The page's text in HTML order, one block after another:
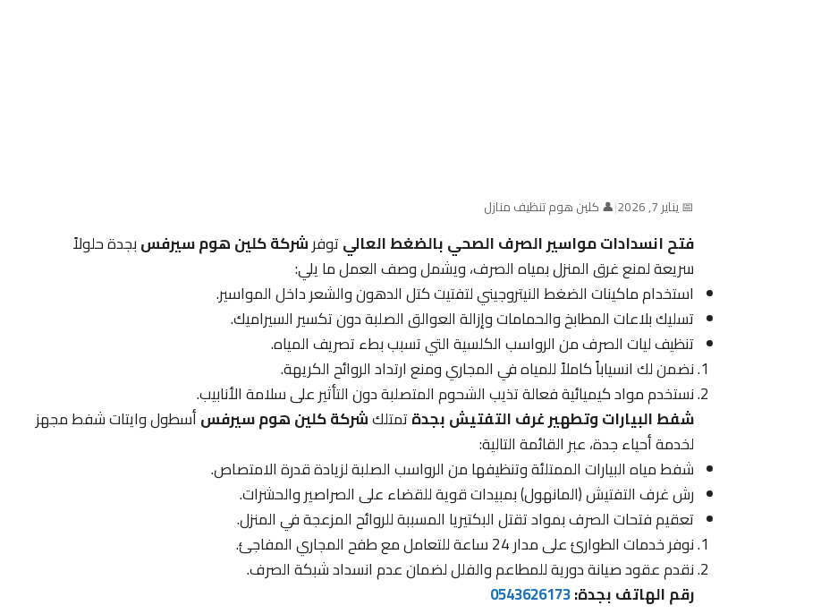
📅 يناير 7, 2026 |👤 كلين هوم تنظيف منازل
فتح انسدادات مواسير الصرف الصحي بالضغط العاليتوفرشركة كلين هوم سيرفسبجدة حلولاً
سريعة لمنع غرق المنزل بمياه الصرف، ويشمل وصف العمل ما يلي:
استخدام ماكينات الضغط النيتروجيني لتفتيت كتل الدهون والشعر داخل المواسير.
تسليك بلاعات المطابخ والحمامات وإزالة العوالق الصلبة دون تكسير السيراميك.
تنظيف ليات الصرف من الرواسب الكلسية التي تسبب بطء تصريف المياه.
نضمن لك انسياباً كاملاً للمياه في المجاري ومنع ارتداد الروائح الكريهة.
نستخدم مواد كيميائية فعالة تذيب الشحوم المتصلبة دون التأثير على سلامة الأنابيب.
شفط البيارات وتطهير غرف التفتيش بجدةتمتلكشركة كلين هوم سيرفسأسطول وايتات شفط مجهز
لخدمة أحياء جدة، عبر القائمة التالية:
شفط مياه البيارات الممتلئة وتنظيفها من الرواسب الصلبة لزيادة قدرة الامتصاص.
رش غرف التفتيش (المانهول) بمبيدات قوية للقضاء على الصراصير والحشرات.
تعقيم فتحات الصرف بمواد تقتل البكتيريا المسببة للروائح المزعجة في المنزل.
نوفر خدمات الطوارئ على مدار 24 ساعة للتعامل مع طفح المجاري المفاجئ.
نقدم عقود صيانة دورية للمطاعم والفلل لضمان عدم انسداد شبكة الصرف.
رقم الهاتف بجدة:0543626173